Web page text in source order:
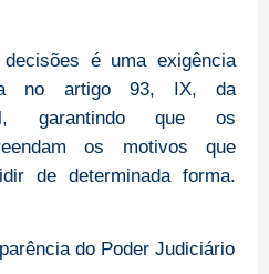
é uma exigência
no artigo 93, IX, da
garantindo que os
os motivos que
de determinada forma.
do Poder Judiciário